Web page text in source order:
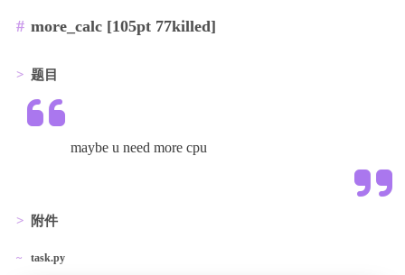
more_calc [105pt 77killed]
题目
maybe u need more cpu
附件
task.py